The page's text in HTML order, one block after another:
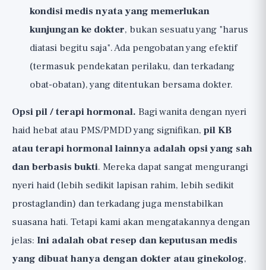
kondisi medis nyata yang memerlukan
kunjungan ke dokter, bukan sesuatu yang "harus
diatasi begitu saja". Ada pengobatan yang efektif
(termasuk pendekatan perilaku, dan terkadang
obat-obatan), yang ditentukan bersama dokter.
Opsi pil / terapi hormonal. Bagi wanita dengan nyeri
haid hebat atau PMS/PMDD yang signifikan, pil KB
atau terapi hormonal lainnya adalah opsi yang sah
dan berbasis bukti. Mereka dapat sangat mengurangi
nyeri haid (lebih sedikit lapisan rahim, lebih sedikit
prostaglandin) dan terkadang juga menstabilkan
suasana hati. Tetapi kami akan mengatakannya dengan
jelas: Ini adalah obat resep dan keputusan medis
yang dibuat hanya dengan dokter atau ginekolog,